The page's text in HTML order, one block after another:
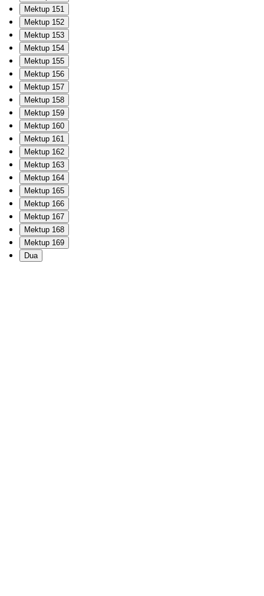
Mektup 151
Mektup 152
Mektup 153
Mektup 154
Mektup 155
Mektup 156
Mektup 157
Mektup 158
Mektup 159
Mektup 160
Mektup 161
Mektup 162
Mektup 163
Mektup 164
Mektup 165
Mektup 166
Mektup 167
Mektup 168
Mektup 169
Dua